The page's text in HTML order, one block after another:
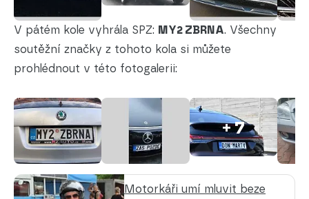
V pátém kole vyhrála SPZ: MY2 ZBRNA. Všechny
soutěžní značky z tohoto kola si můžete
prohlédnout v této fotogalerii:
+ 7
Motorkáři umí mluvit beze